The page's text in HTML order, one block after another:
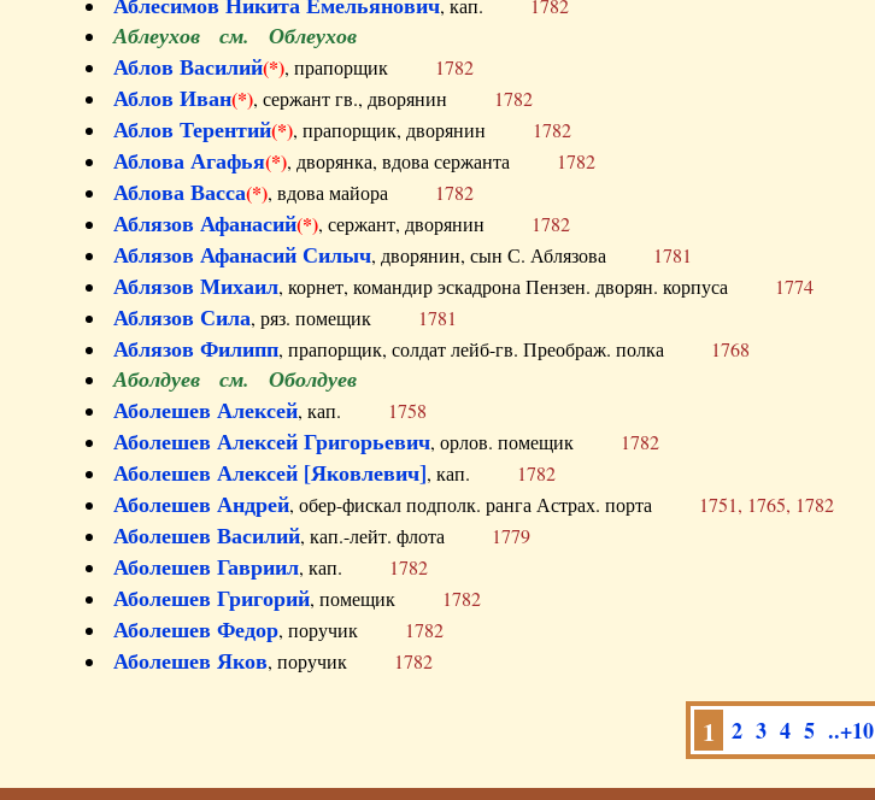
, кап. 1782
Аблеухов см. Облеухов
Аблов Василий(*), прапорщик 1782
Аблов Иван(*), сержант гв., дворянин 1782
Аблов Терентий(*), прапорщик, дворянин 1782
Аблова Агафья(*), дворянка, вдова сержанта 1782
Аблова Васса(*), вдова майора 1782
Аблязов Афанасий(*), сержант, дворянин 1782
Аблязов Афанасий Силыч, дворянин, сын С. Аблязова 1781
Аблязов Михаил, корнет, командир эскадрона Пензен. дворян. корпуса 1774
Аблязов Сила, ряз. помещик 1781
Аблязов Филипп, прапорщик, солдат лейб-гв. Преображ. полка 1768
Аболдуев см. Оболдуев
Аболешев Алексей, кап. 1758
Аболешев Алексей Григорьевич, орлов. помещик 1782
Аболешев Алексей [Яковлевич], кап. 1782
Аболешев Андрей, обер-фискал подполк. ранга Астрах. порта 1751, 1765, 1782
Аболешев Василий, кап.-лейт. флота 1779
Аболешев Гавриил, кап. 1782
Аболешев Григорий, помещик 1782
Аболешев Федор, поручик 1782
Аболешев Яков, поручик 1782
1 2 3 4 5 ..+10